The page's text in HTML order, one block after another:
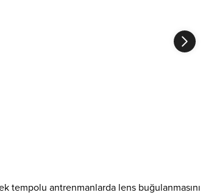
tempolu antrenmanlarda lens